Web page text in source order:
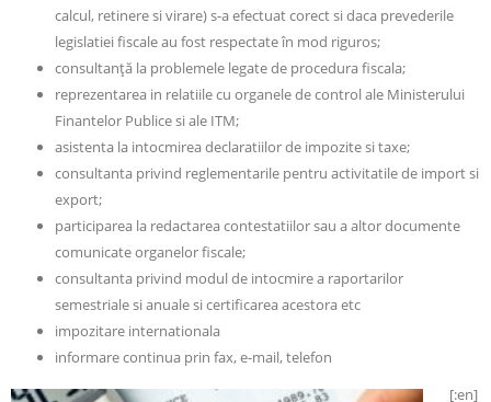
calcul, retinere si virare) s-a efectuat corect si daca prevederile
legislatiei fiscale au fost respectate în mod riguros;
consultanţă la problemele legate de procedura fiscala;
reprezentarea in relatiile cu organele de control ale Ministerului
Finantelor Publice si ale ITM;
asistenta la intocmirea declaratiilor de impozite si taxe;
consultanta privind reglementarile pentru activitatile de import si
export;
participarea la redactarea contestatiilor sau a altor documente
comunicate organelor fiscale;
consultanta privind modul de intocmire a raportarilor
semestriale si anuale si certificarea acestora etc
impozitare internationala
informare continua prin fax, e-mail, telefon
[:en]